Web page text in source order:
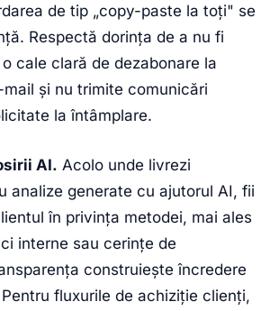
de tip „copy-paste la toți" se
Respectă dorința de a nu fi
cale clară de dezabonare la
și nu trimite comunicări
la întâmplare.
AI. Acolo unde livrezi
analize generate cu ajutorul AI, fii
în privința metodei, mai ales
interne sau cerințe de
construiește încredere
fluxurile de achiziție clienți,